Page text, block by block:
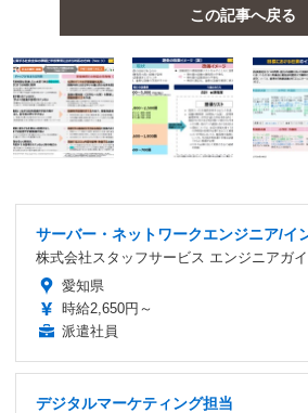
この記事へ戻る
サーバー・ネットワークエンジニア/イ
株式会社スタッフサービス エンジニアガ
愛知県
時給2,650円～
派遣社員
デジタルマーケティング担当